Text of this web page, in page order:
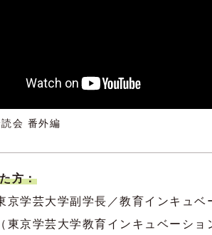
会 番外編
方：
京学芸大学副学長／教育インキュベ
（東京学芸大学教育インキュベーショ